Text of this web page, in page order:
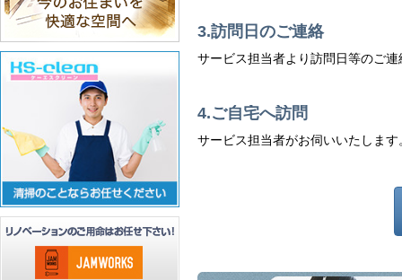
3.訪問日のご連絡
サービス担当者より訪問日等のご
4.ご自宅へ訪問
サービス担当者がお伺いいたします